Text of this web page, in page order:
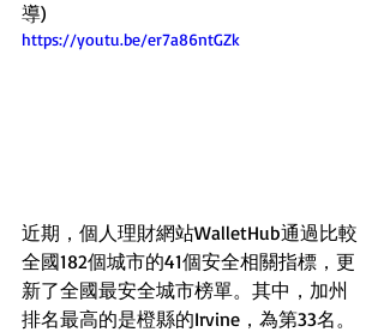
導)
https://youtu.be/er7a86ntGZk
近期，個人理財網站WalletHub通過比較
全國182個城市的41個安全相關指標，更
新了全國最安全城市榜單。其中，加州
排名最高的是橙縣的Irvine，為第33名。